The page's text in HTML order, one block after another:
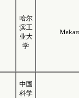
哈尔
滨工
业大
学
中国
科学